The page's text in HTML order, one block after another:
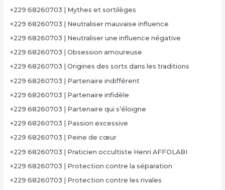
+229 68260703 | Mythes et sortilèges
+229 68260703 | Neutraliser mauvaise influence
+229 68260703 | Neutraliser une influence négative
+229 68260703 | Obsession amoureuse
+229 68260703 | Origines des sorts dans les traditions
+229 68260703 | Partenaire indifférent
+229 68260703 | Partenaire infidèle
+229 68260703 | Partenaire qui s’éloigne
+229 68260703 | Passion excessive
+229 68260703 | Peine de cœur
+229 68260703 | Praticien occultiste Henri AFFOLABI
+229 68260703 | Protection contre la séparation
+229 68260703 | Protection contre les rivales